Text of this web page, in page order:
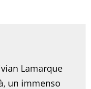
Lamarque
un immenso